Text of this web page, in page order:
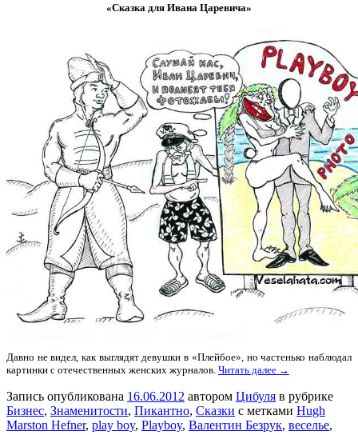
«Сказка для Ивана Царевича»
Давно не видел, как выглядят девушки в «Плейбое», но частенько наблюдал
картинки с отечественных женских журналов. Читать далее →
Запись опубликована 16.06.2012 автором Цибуля в рубрике
Бизнес, Знаменитости, Пикантно, Сказки с метками Hugh
Marston Hefner, play boy, Playboy, Валентин Безрук, веселье,